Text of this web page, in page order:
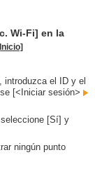
Wi-Fi] en la
introduzca el ID y el
[<Iniciar sesión>
[Sí] y
ningún punto